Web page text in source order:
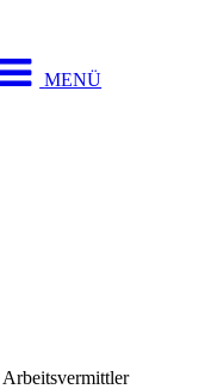
MENÜ